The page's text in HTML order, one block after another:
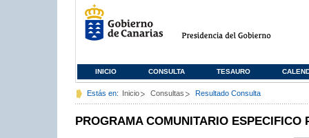
INICIO CONSULTA TESAURO
Estás en: Inicio Consultas Resultado Consulta
PROGRAMA COMUNITARIO ESPECIFICO